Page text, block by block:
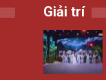
Giải trí